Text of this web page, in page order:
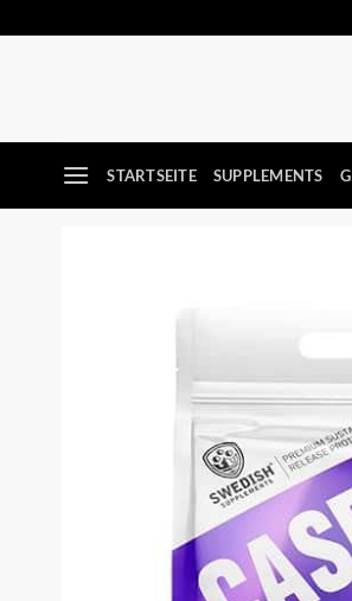
STARTSEITE SUPPLEMENTS